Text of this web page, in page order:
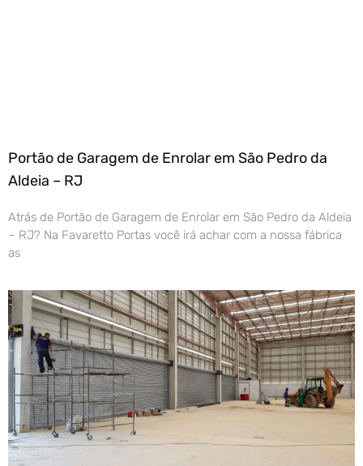
Portão de Garagem de Enrolar em São Pedro da
Aldeia – RJ
Atrás de Portão de Garagem de Enrolar em São Pedro da Aldeia
– RJ? Na Favaretto Portas você irá achar com a nossa fábrica
as